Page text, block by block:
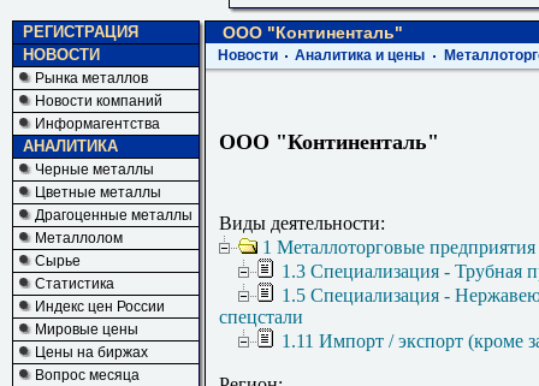
РЕГИСТРАЦИЯ
НОВОСТИ
Рынка металлов
Новости компаний
Информагентства
АНАЛИТИКА
Черные металлы
Цветные металлы
Драгоценные металлы
Металлолом
Сырье
Статистика
Индекс цен России
Мировые цены
Цены на биржах
Вопрос месяца
ООО "Континенталь"
Новости Аналитика и цены
ООО "Континенталь"
Виды деятельности:
1 Металлоторговые
1.3 Специализация - Трубная
1.5 Специализация -
спецстали
1.11 Импорт / экспорт (кроме